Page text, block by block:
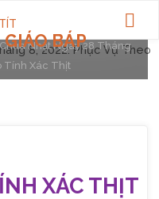
BÁP
August 28, 2022
Nhật Ngày 28 Tháng
Tính Xác Thịt
XÁC THỊT